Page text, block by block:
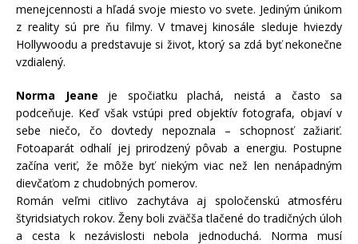
menejcennosti a hľadá svoje miesto vo svete. Jediným únikom
z reality sú pre ňu filmy. V tmavej kinosále sleduje hviezdy
Hollywoodu a predstavuje si život, ktorý sa zdá byť nekonečne
vzdialený.
Norma Jeane je spočiatku plachá, neistá a často sa
podceňuje. Keď však vstúpi pred objektív fotografa, objaví v
sebe niečo, čo dovtedy nepoznala – schopnosť zažiariť.
Fotoaparát odhalí jej prirodzený pôvab a energiu. Postupne
začína veriť, že môže byť niekým viac než len nenápadným
dievčaťom z chudobných pomerov.
Román veľmi citlivo zachytáva aj spoločenskú atmosféru
štyridsiatych rokov. Ženy boli zväčša tlačené do tradičných úloh
a cesta k nezávislosti nebola jednoduchá. Norma musí